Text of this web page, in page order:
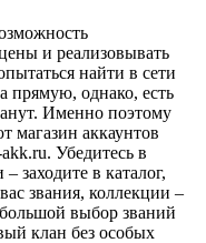
и реализовывать
найти в сети
прямую, однако, есть
Именно поэтому
магазин аккаунтов
Убедитесь в
заходите в каталог,
звания, коллекции –
выбор званий
клан без особых